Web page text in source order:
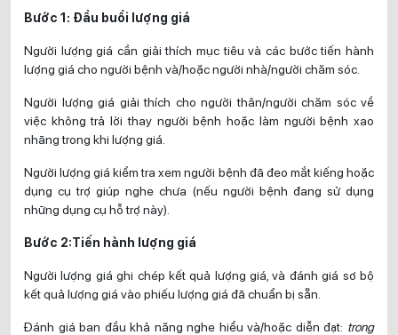
Bước 1: Đầu buổi lượng giá
Người lượng giá cần giải thích mục tiêu và các bước tiến hành
lượng giá cho người bệnh và/hoặc người nhà/người chăm sóc.
Người lượng giá giải thích cho người thân/người chăm sóc về
việc không trả lời thay người bệnh hoặc làm người bệnh xao
nhãng trong khi lượng giá.
Người lượng giá kiểm tra xem người bệnh đã đeo mắt kiếng hoặc
dụng cụ trợ giúp nghe chưa (nếu người bệnh đang sử dụng
những dụng cụ hỗ trợ này).
Bước 2:Tiến hành lượng giá
Người lượng giá ghi chép kết quả lượng giá, và đánh giá sơ bộ
kết quả lượng giá vào phiếu lượng giá đã chuẩn bị sẵn.
Đánh giá ban đầu khả năng nghe hiểu và/hoặc diễn đạt: trong